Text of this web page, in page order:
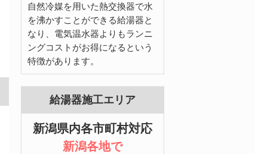
自然冷媒を用いた熱交換器で水
を沸かすことができる給湯器と
なり、電気温水器よりもランニ
ングコストがお得になるという
特徴があります。
給湯器施工エリア
新潟県内各市町村対応
新潟各地で